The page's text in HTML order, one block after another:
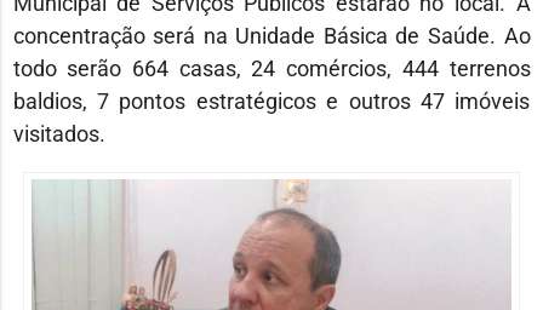
concentração será na Unidade Básica de Saúde. Ao
todo serão 664 casas, 24 comércios, 444 terrenos
baldios, 7 pontos estratégicos e outros 47 imóveis
visitados.